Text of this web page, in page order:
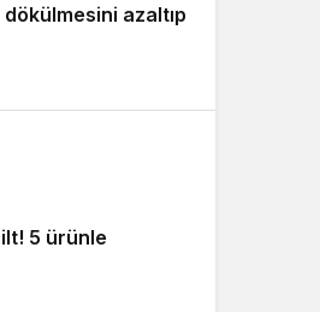
azaltıp
5 ürünle